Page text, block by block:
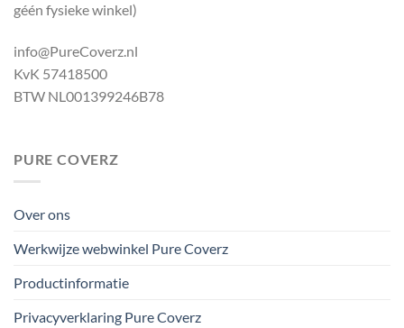
géén fysieke winkel)
info@PureCoverz.nl
KvK 57418500
BTW NL001399246B78
PURE COVERZ
Over ons
Werkwijze webwinkel Pure Coverz
Productinformatie
Privacyverklaring Pure Coverz